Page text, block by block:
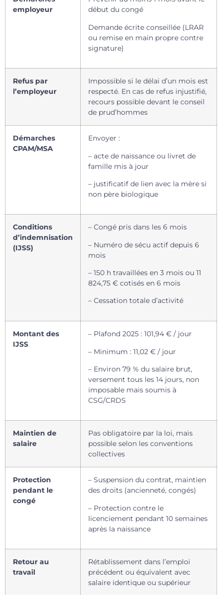
employeur
début du congé
Demande écrite conseillée (LRAR
ou remise en main propre contre
signature)
Refus par
l’employeur
Impossible si le délai d’un mois est
respecté. En cas de refus injustifié,
recours possible devant le conseil
de prud’hommes
Démarches
CPAM/MSA
Envoyer :
– acte de naissance ou livret de
famille mis à jour
– justificatif de lien avec la mère si
non père biologique
Conditions
d’indemnisation
(IJSS)
– Congé pris dans les 6 mois
– Numéro de sécu actif depuis 6
mois
– 150 h travaillées en 3 mois ou 11
824,75 € cotisés en 6 mois
– Cessation totale d’activité
Montant des
IJSS
– Plafond 2025 : 101,94 € / jour
– Minimum : 11,02 € / jour
– Environ 79 % du salaire brut,
versement tous les 14 jours, non
imposable mais soumis à
CSG/CRDS
Maintien de
salaire
Pas obligatoire par la loi, mais
possible selon les conventions
collectives
Protection
pendant le
congé
– Suspension du contrat, maintien
des droits (ancienneté, congés)
– Protection contre le
licenciement pendant 10 semaines
après la naissance
Retour au
travail
Rétablissement dans l’emploi
précédent ou équivalent avec
salaire identique ou supérieur